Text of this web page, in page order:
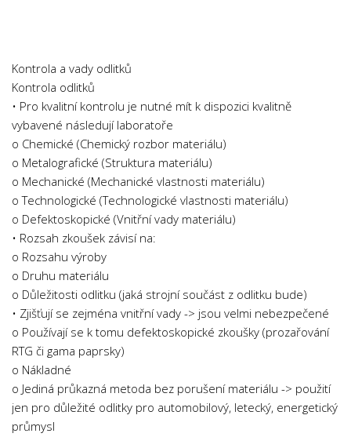
Ekonomie
Fyzika
Informatika
Jazyky
Management
Marketing
Němčina
Občanská nauka
Pedagogika
Právo
Psychologie a Sociologie
Společenské vědy
Technika
Kontrola a vady odlitků
Kontrola odlitků
• Pro kvalitní kontrolu je nutné mít k dispozici kvalitně
vybavené následují laboratoře
o Chemické (Chemický rozbor materiálu)
o Metalografické (Struktura materiálu)
o Mechanické (Mechanické vlastnosti materiálu)
o Technologické (Technologické vlastnosti materiálu)
o Defektoskopické (Vnitřní vady materiálu)
• Rozsah zkoušek závisí na:
o Rozsahu výroby
o Druhu materiálu
o Důležitosti odlitku (jaká strojní součást z odlitku bude)
• Zjišťují se zejména vnitřní vady -> jsou velmi nebezpečené
o Používají se k tomu defektoskopické zkoušky (prozařování
RTG či gama paprsky)
o Nákladné
o Jediná průkazná metoda bez porušení materiálu -> použití
jen pro důležité odlitky pro automobilový, letecký, energetický
průmysl